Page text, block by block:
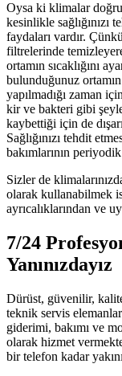
Oysa ki klimalar
kesinlikle sağlığınızı
faydaları vardır.
filtrelerinde
ortamın sıcaklığını
bulunduğunuz ortamın
yapılmadığı zaman
kir ve bakteri gibi
kaybettiği için de
Sağlığınızı tehdit
bakımlarının
Sizler de
olarak kullanabilmek
ayrıcalıklarından ve
7/24
Yanınızdayız
Dürüst, güvenilir,
teknik servis
giderimi, bakımı ve
olarak hizmet
bir telefon kadar